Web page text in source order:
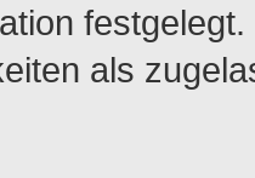
als